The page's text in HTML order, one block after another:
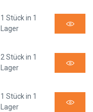
1 Stück in 1
Lager
2 Stück in 1
Lager
1 Stück in 1
Lager